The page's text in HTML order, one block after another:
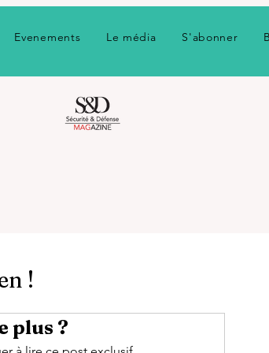
Evenements Le média S'abonner
!
plus ?